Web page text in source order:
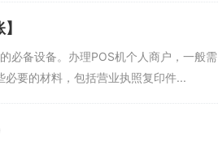
必备设备。办理POS机个人商户，一般需
要的材料，包括营业执照复印件...